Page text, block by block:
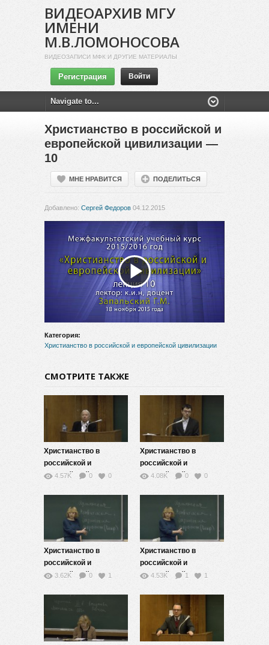
ВИДЕОАРХИВ МГУ
ИМЕНИ
М.В.ЛОМОНОСОВА
ВИДЕОЗАПИСИ МФК И ДРУГИЕ МАТЕРИАЛЫ
Регистрация Войти
Христианство в российской и
европейской цивилизации —
10
МНЕ НРАВИТСЯ ПОДЕЛИТЬСЯ
Добавлено: Сергей Федоров 04.12.2015
Воспроизвести
видео
Категория:
Христианство в российской и европейской цивилизации
СМОТРИТЕ ТАКЖЕ
Христианство в
российской и
европейской
4.57K 0 0
Христианство в
российской и
европейской
4.08K 0 0
Христианство в
российской и
европейской
3.62K 0 1
Христианство в
российской и
европейской
4.53K 1 1